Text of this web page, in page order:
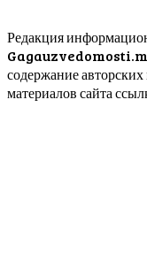
Редакция
Gagauzvedomosti.md
содержание
материалов сайта